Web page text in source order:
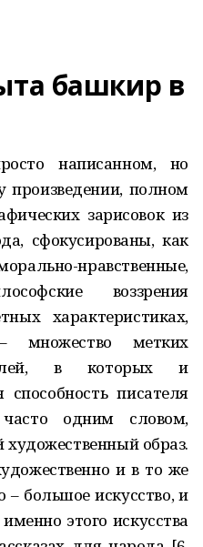
башкир в
написанном, но
полном
зарисовок из
сфокусированы, как
нравственные,
воззрения
характеристиках,
множество метких
в которых и
способность писателя
одним словом,
художественный образ.
и в то же
– большое искусство, и
этого искусства